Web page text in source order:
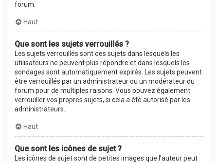
forum.
Haut
Que sont les sujets verrouillés ?
Les sujets verrouillés sont des sujets dans lesquels les
utilisateurs ne peuvent plus répondre et dans lesquels les
sondages sont automatiquement expirés. Les sujets peuvent
être verrouillés par un administrateur ou un modérateur du
forum pour de multiples raisons. Vous pouvez également
verrouiller vos propres sujets, si cela a été autorisé par les
administrateurs.
Haut
Que sont les icônes de sujet ?
Les icônes de sujet sont de petites images que l’auteur peut